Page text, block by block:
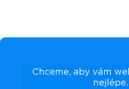
Chceme, aby vám
nejlépe.